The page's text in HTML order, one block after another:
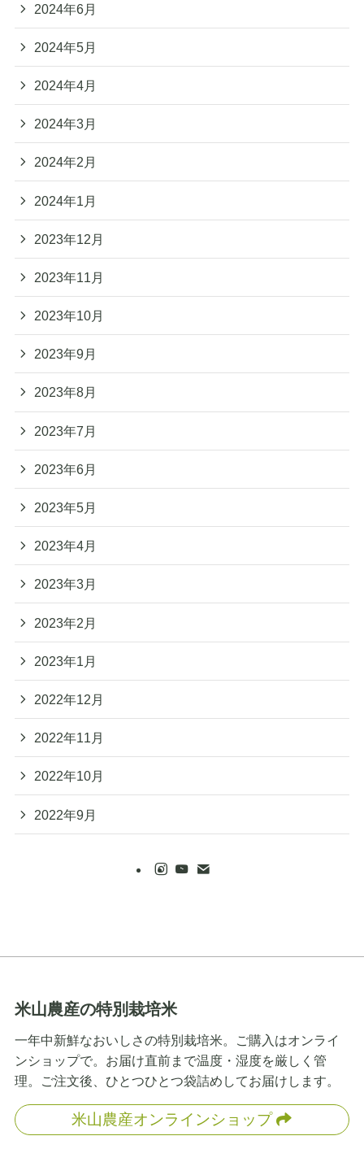
2024年6月
2024年5月
2024年4月
2024年3月
2024年2月
2024年1月
2023年12月
2023年11月
2023年10月
2023年9月
2023年8月
2023年7月
2023年6月
2023年5月
2023年4月
2023年3月
2023年2月
2023年1月
2022年12月
2022年11月
2022年10月
2022年9月
米山農産の特別栽培米
一年中新鮮なおいしさの特別栽培米。ご購入はオンライ
ンショップで。お届け直前まで温度・湿度を厳しく管
理。ご注文後、ひとつひとつ袋詰めしてお届けします。
米山農産オンラインショップ